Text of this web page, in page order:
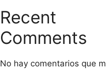
Recent
Comments
No hay comentarios que